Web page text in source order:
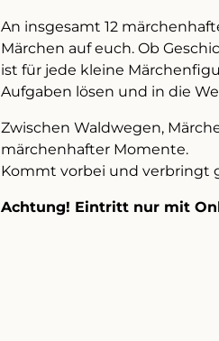
An insgesamt 12
Märchen auf euch. Ob
ist für jede kleine
Aufgaben lösen und in die
Zwischen Waldwegen,
märchenhafter Momente.
Kommt vorbei und verbringt
Achtung! Eintritt nur mit